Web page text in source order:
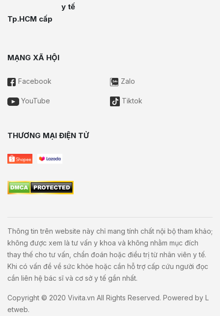
y tế
Tp.HCM cấp
MẠNG XÃ HỘI
Facebook Zalo
YouTube Tiktok
THƯƠNG MẠI ĐIỆN TỬ
Thông tin trên website này chỉ mang tính chất nội bộ tham khảo;
không được xem là tư vấn y khoa và không nhằm mục đích
thay thế cho tư vấn, chẩn đoán hoặc điều trị từ nhân viên y tế.
Khi có vấn đề về sức khỏe hoặc cần hỗ trợ cấp cứu người đọc
cần liên hệ bác sĩ và cơ sở y tế gần nhất.
Copyright © 2020 Vivita.vn All Rights Reserved. Powered by L
etweb.